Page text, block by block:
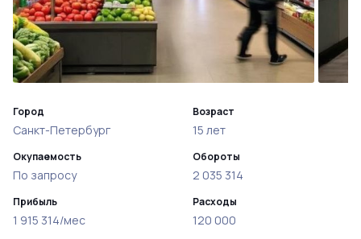
Город
Санкт-Петербург
Окупаемость
По запросу
Прибыль
1 915 314/мес
Возраст
15 лет
Обороты
2 035 314
Расходы
120 000